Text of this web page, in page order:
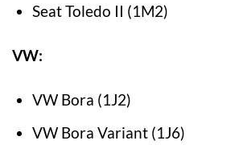
Seat Toledo II (1M2)
VW:
VW Bora (1J2)
VW Bora Variant (1J6)